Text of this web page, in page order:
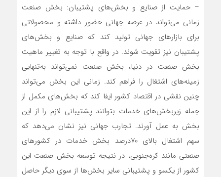
– حمایت از صنایع و بخش‌‌‌های پشتیبان: بخش صنعت
زمانی می‌‌‌تواند در عرصه جهانی حضور داشته و محصولاتی
برای بازارهای جهانی تولید کند که صنایع و بخش‌‌‌های
پشتیبان نیز تقویت شوند. در واقع با توجه به تغییر ماهیت
بخش صنعت در دنیا، بخش صنعت نمی‌‌‌تواند به‌تنهایی
زمینه‌‌‌های اشتغال را فراهم کند. زمانی این بخش می‌‌‌تواند
چنین نقشی در اقتصاد کشور ایفا کند که بخش‌‌‌های مکمل از
جمله زیربخش‌‌‌های خدمات بتوانند پشتیبانی لازم را از این
بخش به عمل آورند. تجارب جهانی نیز نشان می‌دهد که
سهم اشتغال بالای 70‌درصد بخش خدمات در کشورهای
صنعتی مانند کره‌جنوبی، در نتیجه توسعه بخش صنعت این
کشور از یکسو و پشتیبانی سایر بخش‌‌‌ها از سوی دیگر حاصل